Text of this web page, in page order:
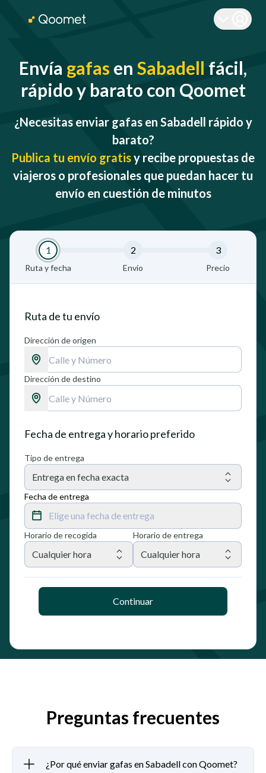
Envía gafas en Sabadell fácil,
rápido y barato con Qoomet
¿Necesitas enviar gafas en Sabadell rápido y
barato?
Publica tu envío gratisy recibe propuestas de
viajeros o profesionales que puedan hacer tu
envío en cuestión de minutos
1
Ruta y fecha
2
Envío
3
Precio
Ruta de tu envío
Dirección de origen
Dirección de destino
Fecha de entrega y horario preferido
Tipo de entrega
Entrega en fecha exacta
Fecha de entrega
Elige una fecha de entrega
Horario de recogida
Cualquier hora
Horario de entrega
Cualquier hora
Continuar
Preguntas frecuentes
¿Por qué enviar gafas en Sabadell con Qoomet?